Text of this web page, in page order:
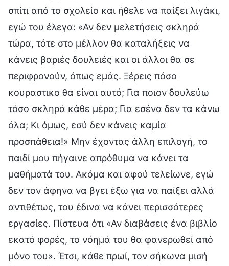
σπίτι από το σχολείο και ήθελε να παίξει λιγάκι,
εγώ του έλεγα: «Αν δεν μελετήσεις σκληρά
τώρα, τότε στο μέλλον θα καταλήξεις να
κάνεις βαριές δουλειές και οι άλλοι θα σε
περιφρονούν, όπως εμάς. Ξέρεις πόσο
κουραστικο θα είναι αυτό; Για ποιον δουλεύω
τόσο σκληρά κάθε μέρα; Για εσένα δεν τα κάνω
όλα; Κι όμως, εσύ δεν κάνεις καμία
προσπάθεια!» Μην έχοντας άλλη επιλογή, το
παιδί μου πήγαινε απρόθυμα να κάνει τα
μαθήματά του. Ακόμα και αφού τελείωνε, εγώ
δεν τον άφηνα να βγει έξω για να παίξει αλλά
αντιθέτως, του έδινα να κάνει περισσότερες
εργασίες. Πίστευα ότι «Αν διαβάσεις ένα βιβλίο
εκατό φορές, το νόημά του θα φανερωθεί από
μόνο του». Έτσι, κάθε πρωί, τον σήκωνα μισή